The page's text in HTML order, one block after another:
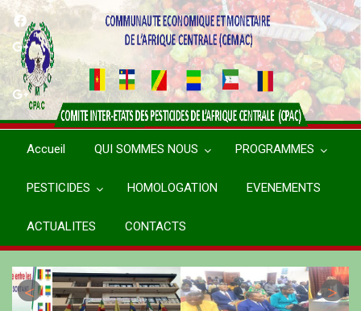
Aller
contenu
principal
Accueil QUI SOMMES NOUS PROGRAMMES
PESTICIDES HOMOLOGATION EVENEMENTS
ACTUALITES CONTACTS